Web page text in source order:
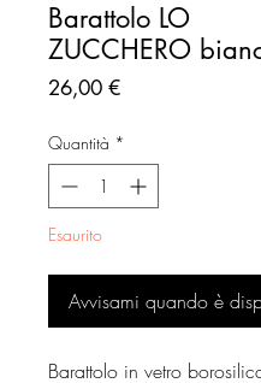
Barattolo LO
ZUCCHERO
26,00 €Prezzo
Quantità *
Esaurito
Avvisami quando è
Barattolo in vetro